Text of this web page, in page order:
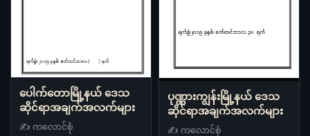
ပေါက်တောမြို့နယ် ဒေသ
ဆိုင်ရာအချက်အလက်များ
✍️ ကလောင်စုံ
ပုဏ္ဏားကျွန်းမြို့နယ် ဒေသ
ဆိုင်ရာအချက်အလက်များ
✍️ ကလောင်စုံ